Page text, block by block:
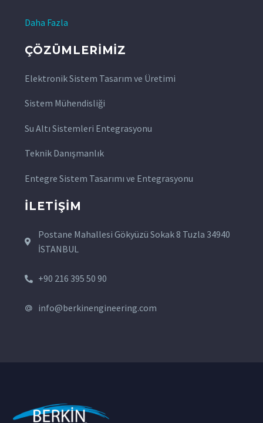
Daha Fazla
ÇÖZÜMLERIMIZ
Elektronik Sistem Tasarım ve Üretimi
Sistem Mühendisliği
Su Altı Sistemleri Entegrasyonu
Teknik Danışmanlık
Entegre Sistem Tasarımı ve Entegrasyonu
İLETIŞIM
Postane Mahallesi Gökyüzü Sokak 8 Tuzla 34940
İSTANBUL
+90 216 395 50 90
info@berkinengineering.com